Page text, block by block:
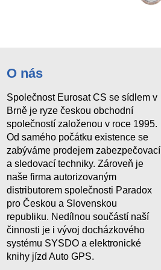
O nás
Společnost Eurosat CS se sídlem v
Brně je ryze českou obchodní
společností založenou v roce 1995.
Od samého počátku existence se
zabýváme prodejem zabezpečovací
a sledovací techniky. Zároveň je
naše firma autorizovaným
distributorem společnosti Paradox
pro Českou a Slovenskou
republiku. Nedílnou součástí naší
činnosti je i vývoj docházkového
systému SYSDO a elektronické
knihy jízd Auto GPS.